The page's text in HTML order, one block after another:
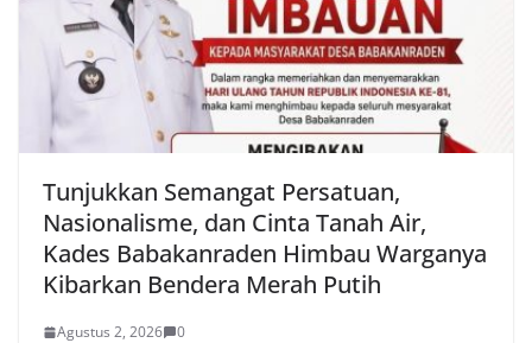
Tunjukkan Semangat Persatuan,
Nasionalisme, dan Cinta Tanah Air,
Kades Babakanraden Himbau Warganya
Kibarkan Bendera Merah Putih
Agustus 2, 2026 0